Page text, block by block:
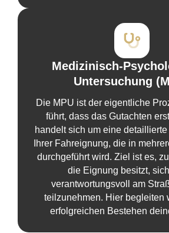
Medizinisch-
Untersuchung
Die MPU ist der eigentliche
führt, dass das Gutachten
handelt sich um eine
Ihrer Fahreignung, die in
durchgeführt wird. Ziel ist es,
die Eignung besitzt,
verantwortungsvoll am
teilzunehmen. Hier begleiten
erfolgreichen Bestehen